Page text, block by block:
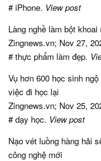
# iPhone. View post
Làng nghề làm bột
Zingnews.vn; Nov 27,
# thực phẩm làm đẹp.
Vụ hơn 600 học sinh
việc đi học lại
Zingnews.vn; Nov 25,
# dạy học. View post
Nạo vét luồng hàng hải
công nghệ mới